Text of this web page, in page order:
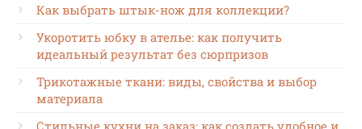
Как выбрать штык-нож для коллекции?
Укоротить юбку в ателье: как получить
идеальный результат без сюрпризов
Трикотажные ткани: виды, свойства и выбор
материала
Стильные кухни на заказ: как создать удобное и